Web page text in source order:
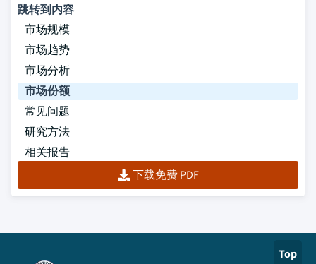
跳转到内容
市场规模
市场趋势
市场分析
市场份额
常见问题
研究方法
相关报告
下载免费 PDF
Top